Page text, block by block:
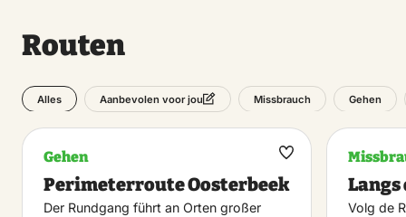
Routen
Alles Aanbevolen voor jou Missbrauch Gehen
Gehen
Perimeterroute Oosterbeek
Der Rundgang führt an Orten großer
Maak
favoriet
Langs
Volg de